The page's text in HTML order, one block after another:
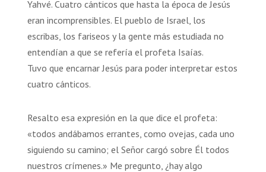
Yahvé. Cuatro cánticos que hasta la época de Jesús
eran incomprensibles. El pueblo de Israel, los
escribas, los fariseos y la gente más estudiada no
entendían a que se refería el profeta Isaías.
Tuvo que encarnar Jesús para poder interpretar estos
cuatro cánticos.
Resalto esa expresión en la que dice el profeta:
«todos andábamos errantes, como ovejas, cada uno
siguiendo su camino; el Señor cargó sobre Él todos
nuestros crímenes.» Me pregunto, ¿hay algo